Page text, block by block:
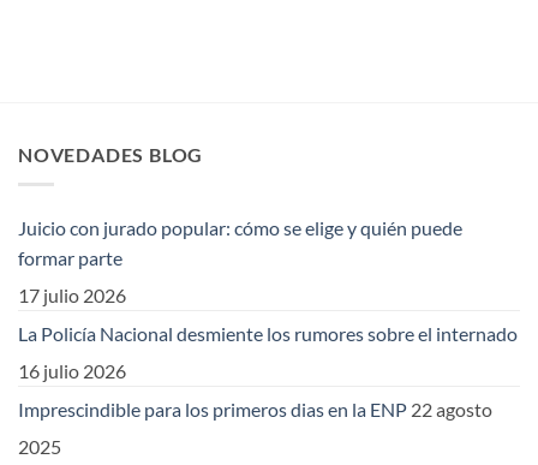
NOVEDADES BLOG
Juicio con jurado popular: cómo se elige y quién puede
formar parte
17 julio 2026
La Policía Nacional desmiente los rumores sobre el internado
16 julio 2026
Imprescindible para los primeros dias en la ENP 22 agosto
2025